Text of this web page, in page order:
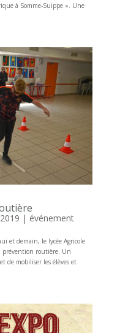
à Somme-Suippe ». Une
| événement
et demain, le lycée Agricole
prévention routière. Un
de mobiliser les élèves et